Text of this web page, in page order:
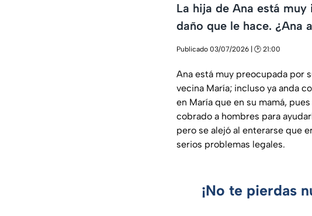
La hija de Ana está
daño que le hace. ¿Ana
Publicado 03/07/2026 | 🕑 21:00
Ana está muy preocupada por
vecina María; incluso ya anda
en María que en su mamá,
cobrado a hombres para
pero se alejó al enterarse que
serios problemas legales.
¡No te pierdas